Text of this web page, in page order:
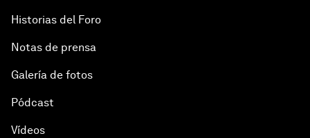
Historias del Foro
Notas de prensa
Galería de fotos
Pódcast
Vídeos